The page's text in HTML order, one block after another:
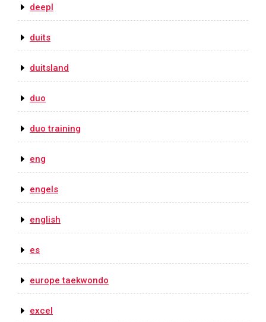
deepl
duits
duitsland
duo
duo training
eng
engels
english
es
europe taekwondo
excel